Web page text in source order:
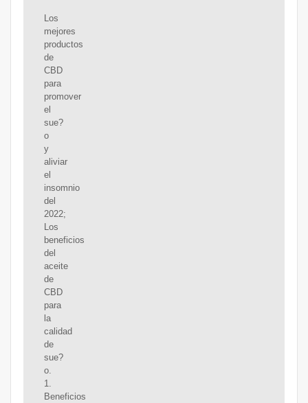
Los
mejores
productos
de
CBD
para
promover
el
sue?
o
y
aliviar
el
insomnio
del
2022;
Los
beneficios
del
aceite
de
CBD
para
la
calidad
de
sue?
o.
1.
Beneficios